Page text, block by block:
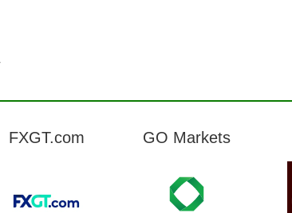
FXGT.com GO Markets